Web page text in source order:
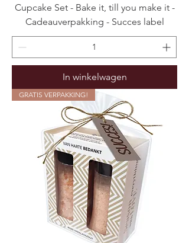
Cupcake Set - Bake it, till you make it -
Cadeauverpakking - Succes label
In winkelwagen
GRATIS VERPAKKING!